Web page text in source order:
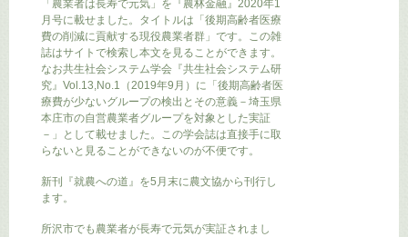
「農業者は長寿で元気」を『農林金融』2020年1
月号に載せました。タイトルは「後期高齢者医療
費の削減に貢献する現役農業者群」です。この雑
誌はサイトで検索し本文を見ることができます。
なお共生社会システム学会『共生社会システム研
究』Vol.13,No.1（2019年9月）に「後期高齢者医
療費が少ないグループの検出とその意義－埼玉県
本庄市の自営農業者グループを対象とした実証
－」として載せました。この学会誌は直接手に取
らないと見ることができないのが不便です。
新刊『就農への道』を5月末に農文協から刊行し
ます。
所沢市でも農業者が長寿で元気が実証されまし